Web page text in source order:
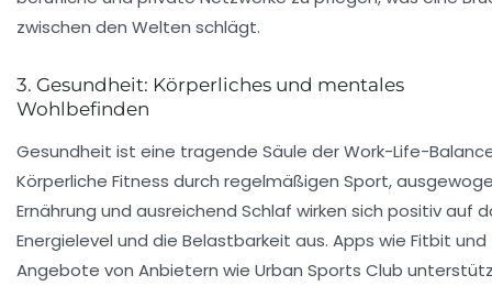
zwischen den Welten schlägt.
3. Gesundheit: Körperliches und mentales
Wohlbefinden
Gesundheit ist eine tragende Säule der Work-Life-
Körperliche Fitness durch regelmäßigen Sport,
Ernährung und ausreichend Schlaf wirken sich positiv auf
Energielevel und die Belastbarkeit aus. Apps wie Fitbit und
Angebote von Anbietern wie Urban Sports Club